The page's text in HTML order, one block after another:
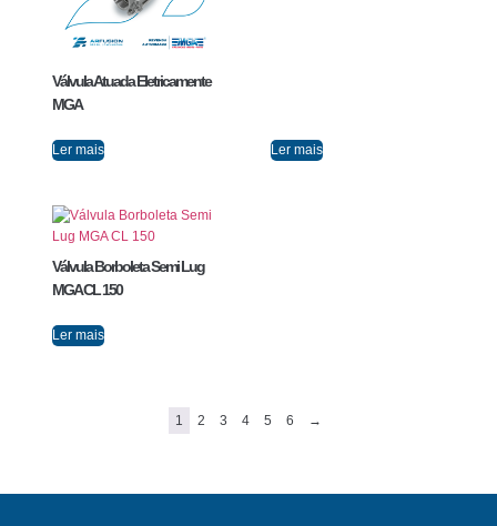
Válvula Atuada Eletricamente
MGA
Ler mais Ler mais
Válvula Borboleta Semi Lug
MGA CL 150
Ler mais
1 2 3 4 5 6 →